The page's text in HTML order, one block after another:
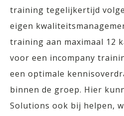
training tegelijkertijd
eigen
training aan maximaal 12
voor een incompany
een optimale
binnen de groep. Hier
Solutions ook bij helpen,